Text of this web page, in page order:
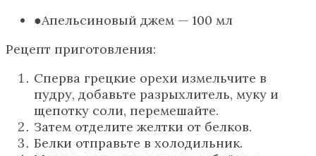
Апельсиновый джем — 100 мл
Рецепт приготовления:
Сперва грецкие орехи измельчите в
пудру, добавьте разрыхлитель, муку и
щепотку соли, перемешайте.
Затем отделите желтки от белков.
Белки отправьте в холодильник.